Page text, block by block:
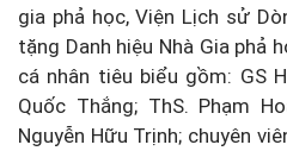
gia phả học, Viện Lịch sử
tặng Danh hiệu Nhà Gia phả
cá nhân tiêu biểu gồm: GS
Quốc Thắng; ThS. Phạm
Nguyễn Hữu Trịnh; chuyên